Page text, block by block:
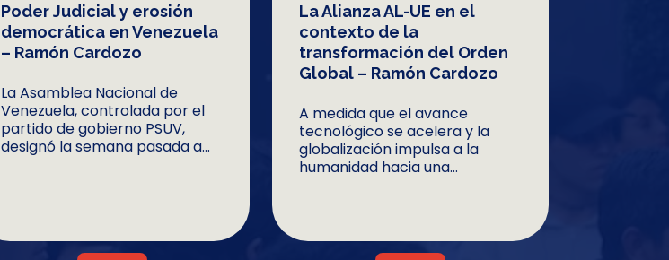
Poder Judicial y erosión
democrática en Venezuela
– Ramón Cardozo
La Asamblea Nacional de
Venezuela, controlada por el
partido de gobierno PSUV,
designó la semana pasada a...
La Alianza AL-UE en el
contexto de la
transformación del Orden
Global – Ramón Cardozo
A medida que el avance
tecnológico se acelera y la
globalización impulsa a la
humanidad hacia una...